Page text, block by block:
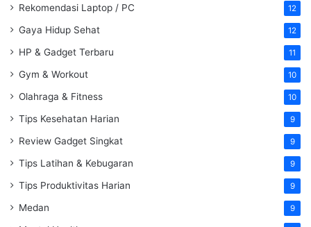
Rekomendasi Laptop / PC 12
Gaya Hidup Sehat 12
HP & Gadget Terbaru 11
Gym & Workout 10
Olahraga & Fitness 10
Tips Kesehatan Harian 9
Review Gadget Singkat 9
Tips Latihan & Kebugaran 9
Tips Produktivitas Harian 9
Medan 9